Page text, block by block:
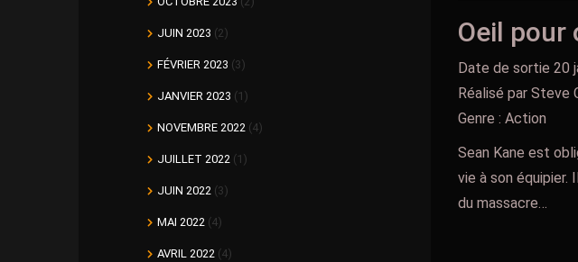
Oeil pour
Date de sortie 20
Réalisé par Steve
Genre : Action
Sean Kane est
vie à son équipier.
du massacre…
JUIN 2023 (2)
FÉVRIER 2023 (3)
JANVIER 2023 (1)
NOVEMBRE 2022 (4)
JUILLET 2022 (1)
JUIN 2022 (3)
MAI 2022 (4)
AVRIL 2022 (4)